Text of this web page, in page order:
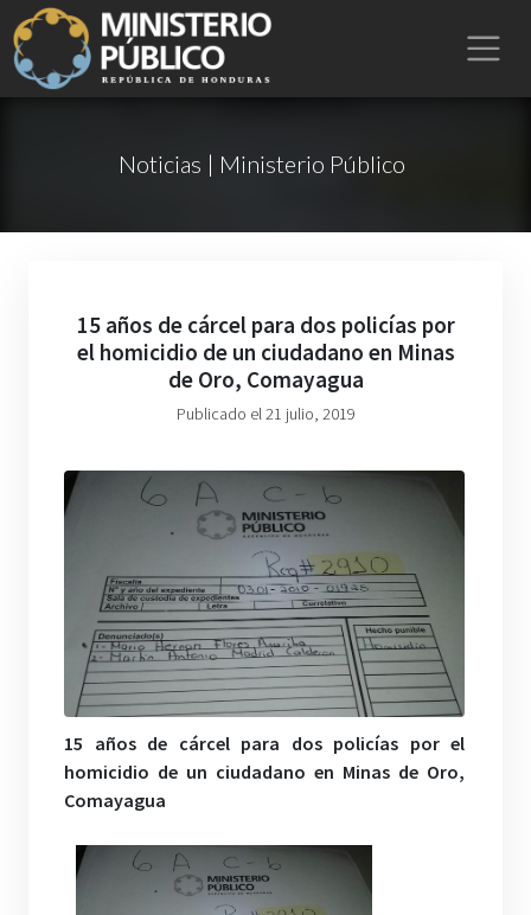
Noticias | Ministerio Público
15 años de cárcel para dos policías por
el homicidio de un ciudadano en Minas
de Oro, Comayagua
Publicado el 21 julio, 2019
15 años de cárcel para dos policías por el
homicidio de un ciudadano en Minas de Oro,
Comayagua